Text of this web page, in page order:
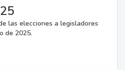
las elecciones a legisladores
de 2025.